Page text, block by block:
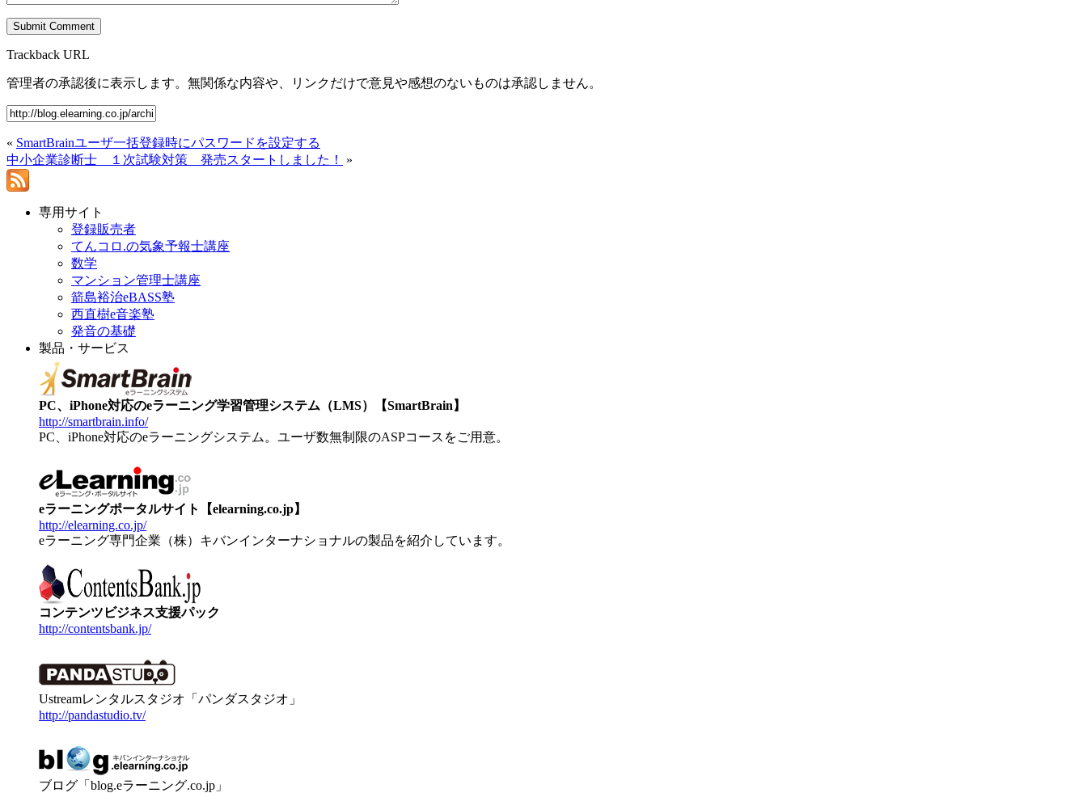
Trackback URL
管理者の承認後に表示します。無関係な内容や、リンクだけで意見や感想のないものは承認しません。
« SmartBrainユーザ一括登録時にパスワードを設定する
中小企業診断士 １次試験対策 発売スタートしました！
»
専用サイト
登録販売者
てんコロ.の気象予報士講座
数学
マンション管理士講座
箭島裕治eBASS塾
西直樹e音楽塾
発音の基礎
製品・サービス
PC、iPhone対応のeラーニング学習管理システム（LMS）【SmartBrain】
http://smartbrain.info/
PC、iPhone対応のeラーニングシステム。ユーザ数無制限のASPコースをご用意。
eラーニングポータルサイト【elearning.co.jp】
http://elearning.co.jp/
eラーニング専門企業（株）キバンインターナショナルの製品を紹介しています。
コンテンツビジネス支援パック
http://contentsbank.jp/
Ustreamレンタルスタジオ「パンダスタジオ」
http://pandastudio.tv/
ブログ「blog.eラーニング.co.jp」